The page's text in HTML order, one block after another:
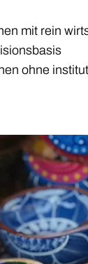
mit rein
ohne